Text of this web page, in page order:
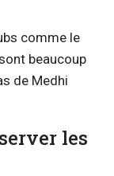
comme le
beaucoup
de Medhi
les